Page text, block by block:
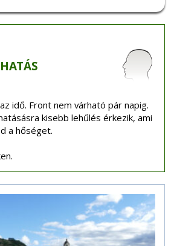
idő. Front nem várható pár napig.
kisebb lehűlés érkezik, ami
a hőséget.